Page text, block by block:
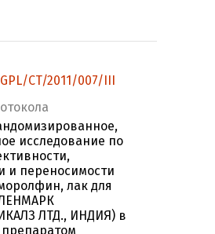
CT/2011/007/III
исследование по
и переносимости
лак для
ЛТД., ИНДИЯ) в